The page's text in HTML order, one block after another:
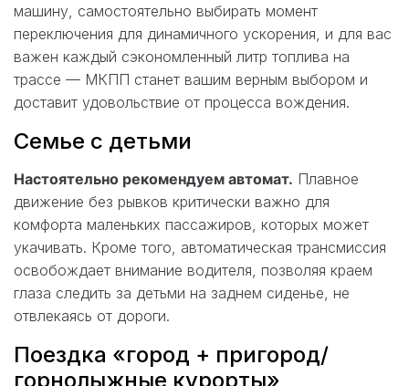
машину, самостоятельно выбирать момент
переключения для динамичного ускорения, и для вас
важен каждый сэкономленный литр топлива на
трассе — МКПП станет вашим верным выбором и
доставит удовольствие от процесса вождения.
Семье с детьми
Настоятельно рекомендуем автомат. Плавное
движение без рывков критически важно для
комфорта маленьких пассажиров, которых может
укачивать. Кроме того, автоматическая трансмиссия
освобождает внимание водителя, позволяя краем
глаза следить за детьми на заднем сиденье, не
отвлекаясь от дороги.
Поездка «город + пригород/
горнолыжные курорты»